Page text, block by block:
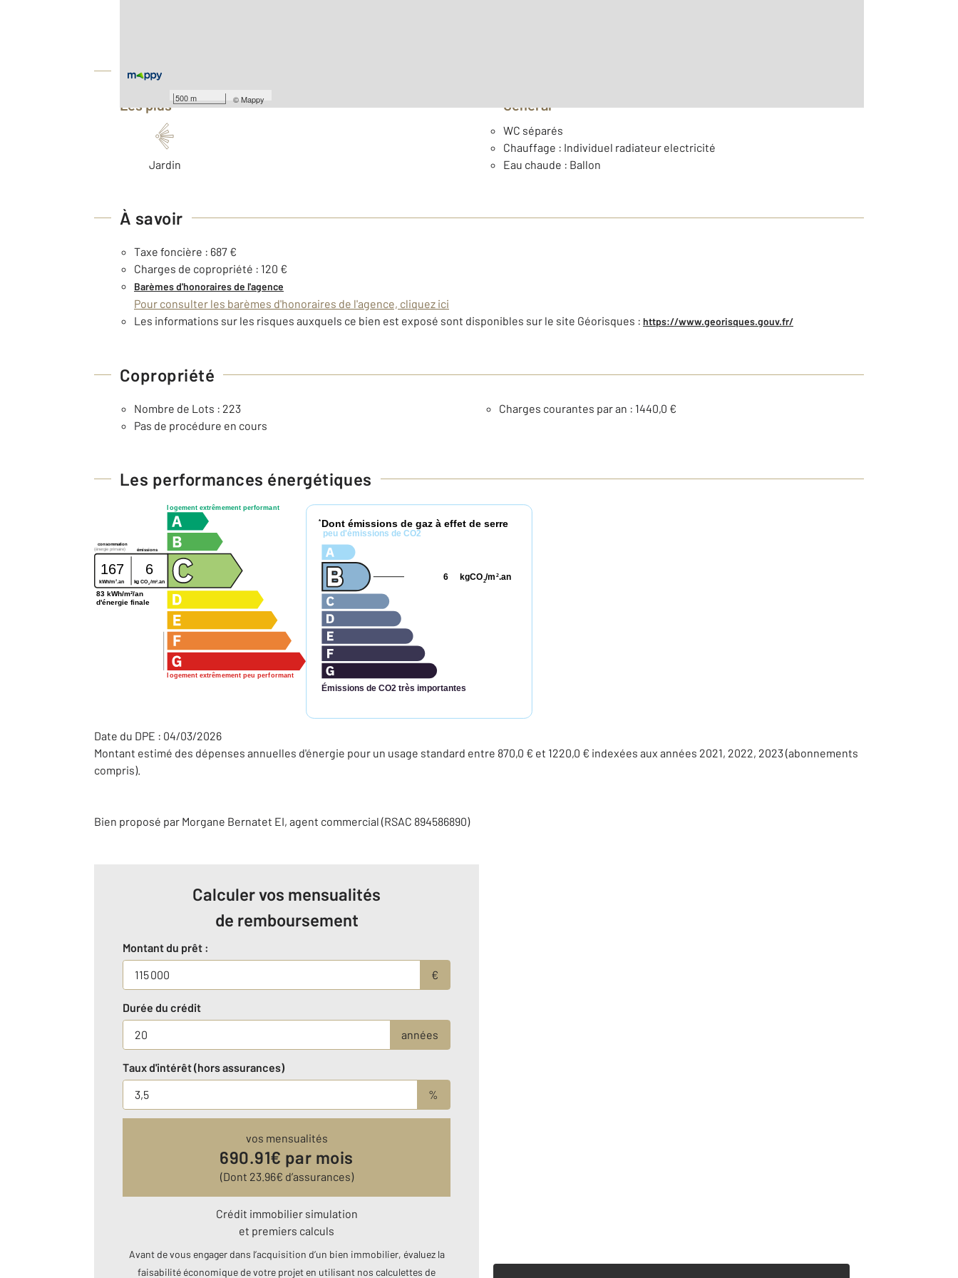
500 m ©Mappy
Équipements
Les plus
Jardin
Général
WC séparés
Chauffage : Individuel radiateur electricité
Eau chaude : Ballon
À savoir
Taxe foncière : 687 €
Charges de copropriété : 120 €
Barèmes d'honoraires de l'agence
Pour consulter les barèmes d'honoraires de l'agence, cliquez ici
Les informations sur les risques auxquels ce bien est exposé sont disponibles sur le site Géorisques : https://www.georisques.gouv.fr/
Copropriété
Nombre de Lots : 223
Charges courantes par an : 1440,0 €
Pas de procédure en cours
Les performances énergétiques
logement extrêmement performant
logement extrêmement peu performant
consommation
émissions
(énergie primaire)
167 6
kWh/m 2 .an kg CO2/m2 .an
83 kWh/m²/an
d'énergie finale
* Dont émissions de gaz à effet de serre
peu d'émissions de CO2
Émissions de CO2 très importantes
kgCO2/m 2.an
6
Date du DPE : 04/03/2026
Montant estimé des dépenses annuelles d'énergie pour un usage standard entre 870,0 € et 1220,0 € indexées aux années 2021, 2022, 2023 (abonnements
compris).
Bien proposé par Morgane Bernatet EI, agent commercial (RSAC 894586890)
Calculer vos mensualités
de remboursement
Montant du prêt :
€
Durée du crédit
années
Taux d'intérêt (hors assurances)
%
vos mensualités
690.91€ par mois
(Dont 23.96€ d’assurances)
Crédit immobilier simulation
et premiers calculs
Avant de vous engager dans l’acquisition d’un bien immobilier, évaluez la
faisabilité économique de votre projet en utilisant nos calculettes de